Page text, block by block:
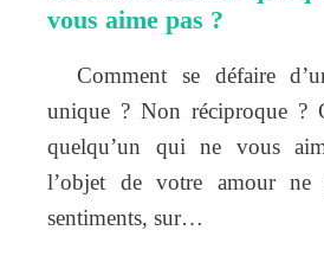
vous aime pas ?
Comment se défaire
unique ? Non réciproque ?
quelqu’un qui ne vous
l’objet de votre amour ne
sentiments, sur…